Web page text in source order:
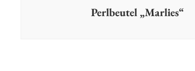
Perlbeutel „Marlies“